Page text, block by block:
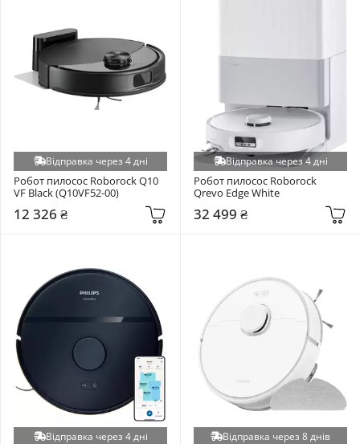
Відправка через 4 дні
Робот пилосос Roborock Q10
VF Black (Q10VF52-00)
12 326 ₴
Відправка через 4 дні
Робот пилосос Roborock
Qrevo Edge White
32 499 ₴
Відправка через 4 дні Відправка через 8 днів